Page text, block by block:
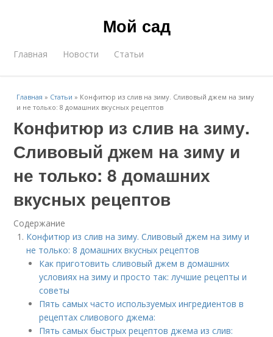
Мой сад
Главная Новости Статьи
Главная » Статьи » Конфитюр из слив на зиму. Сливовый джем на зиму
и не только: 8 домашних вкусных рецептов
Конфитюр из слив на зиму.
Сливовый джем на зиму и
не только: 8 домашних
вкусных рецептов
Содержание
Конфитюр из слив на зиму. Сливовый джем на зиму и
не только: 8 домашних вкусных рецептов
Как приготовить сливовый джем в домашних
условиях на зиму и просто так: лучшие рецепты и
советы
Пять самых часто используемых ингредиентов в
рецептах сливового джема:
Пять самых быстрых рецептов джема из слив: